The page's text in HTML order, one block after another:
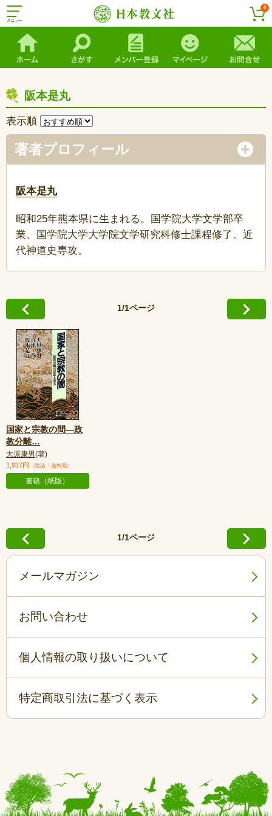
0
阪本是丸
表示順
著者プロフィール
阪本是丸
昭和25年熊本県に生まれる。国学院大学文学部卒
業、国学院大学大学院文学研究科修士課程修了。近
代神道史専攻。
1/1ページ
国家と宗教の間—政
教分離…
大原康男(著)
1,927円 （税込・送料別）
書籍（紙版）
1/1ページ
メールマガジン
お問い合わせ
個人情報の取り扱いについて
特定商取引法に基づく表示